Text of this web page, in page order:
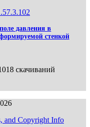
давления в
стенкой
скачиваний
and Copyright Info